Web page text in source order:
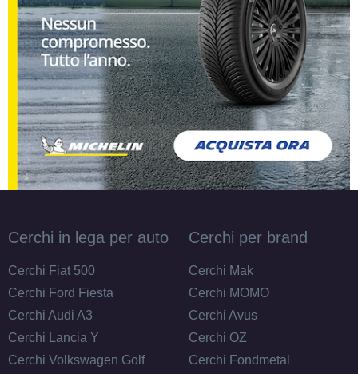
Cerchi in lega per auto
Cerchi Fiat 500
Cerchi Ford Fiesta
Cerchi Audi A3
Cerchi Lancia Y
Cerchi Volkswagen Golf
Cerchi per brand
Cerchi Mak
Cerchi MOMO
Cerchi Avus
Cerchi OZ
Cerchi Fondmetal